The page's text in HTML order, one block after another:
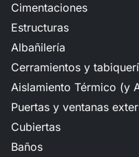
Cimentaciones
Estructuras
Albañilería
Cerramientos y
Aislamiento Térmico (y
Puertas y ventanas
Cubiertas
Baños